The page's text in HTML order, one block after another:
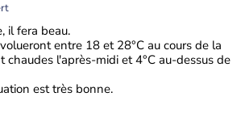
il fera beau.
entre 18 et 28°C au cours de la
chaudes l'après-midi et 4°C au-dessus de
est très bonne.